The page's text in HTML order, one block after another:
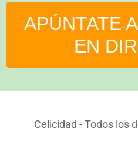
APÚNTATE
EN
Celicidad - Todos los